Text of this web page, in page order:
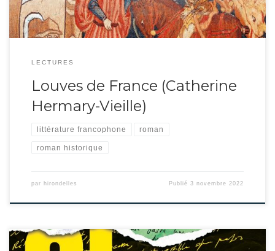
LECTURES
Louves de France (Catherine
Hermary-Vieille)
littérature francophone roman
roman historique
par hirondelles Publié3 novembre 2022